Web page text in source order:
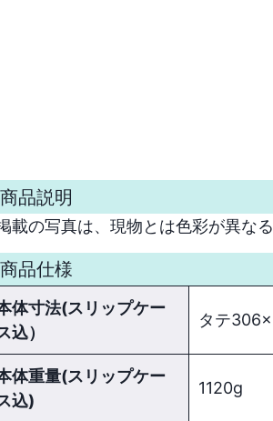
商品説明
載の写真は、現物とは色彩が異な
商品仕様
体寸法(スリップケー
込）
タテ
体重量(スリップケー
込)
1120g